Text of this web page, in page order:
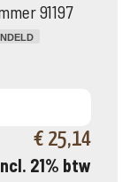
91197
€ 25,14
21% btw